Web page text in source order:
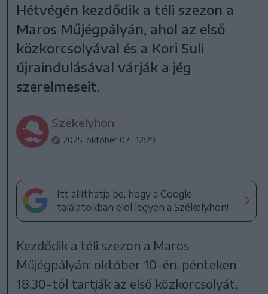
Hétvégén kezdődik a téli szezon a
Maros Műjégpályán, ahol az első
közkorcsolyával és a Kori Suli
újraindulásával várják a jég
szerelmeseit.
Székelyhon
2025. október 07., 12:29
Itt állíthatja be, hogy a Google-
találatokban elöl legyen a Székelyhon!
Kezdődik a téli szezon a Maros
Műjégpályán: október 10-én, pénteken
18.30-tól tartják az első közkorcsolyát,